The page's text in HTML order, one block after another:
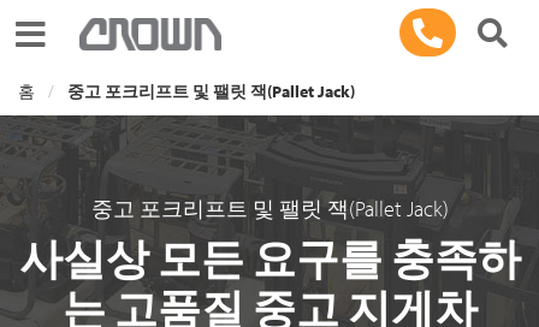
Toggle navigation
홈 중고 포크리프트 및 팰릿 잭(Pallet Jack)
중고 포크리프트 및 팰릿 잭(Pallet Jack)
사실상 모든 요구를 충족하
는 고품질 중고 지게차